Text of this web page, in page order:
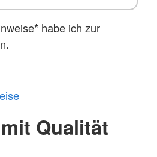
habe ich zur
Qualität